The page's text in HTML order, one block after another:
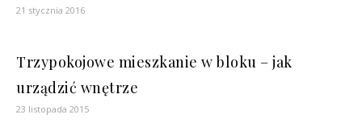
21 stycznia 2016
Trzypokojowe mieszkanie w bloku – jak
urządzić wnętrze
23 listopada 2015